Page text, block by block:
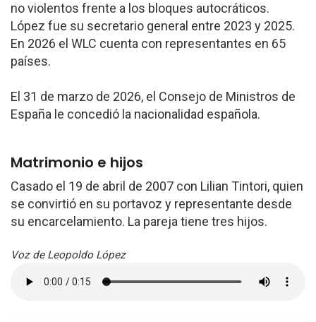
no violentos frente a los bloques autocráticos.
López fue su secretario general entre 2023 y 2025.
En 2026 el WLC cuenta con representantes en 65
países.
El 31 de marzo de 2026, el Consejo de Ministros de
España le concedió la nacionalidad española.
Matrimonio e hijos
Casado el 19 de abril de 2007 con Lilian Tintori, quien
se convirtió en su portavoz y representante desde
su encarcelamiento. La pareja tiene tres hijos.
Voz de Leopoldo López